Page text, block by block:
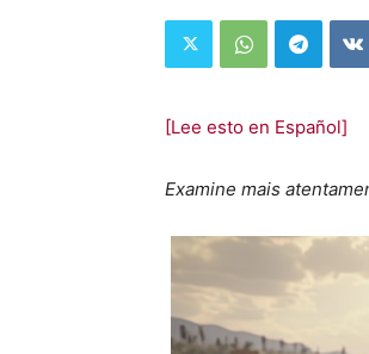
[Lee esto en Español]
Examine mais